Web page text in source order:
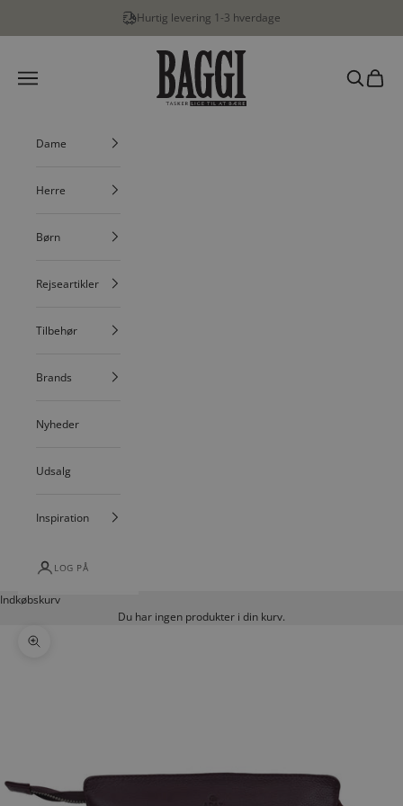
Hurtig levering 1-3 hverdage
BAGGI
Menu
Søg
Dame
Herre
Børn
Rejseartikler
Tilbehør
Brands
Nyheder
Udsalg
Inspiration
LOG PÅ
Indkøbskurv
Du har ingen produkter i din kurv.
Zoom